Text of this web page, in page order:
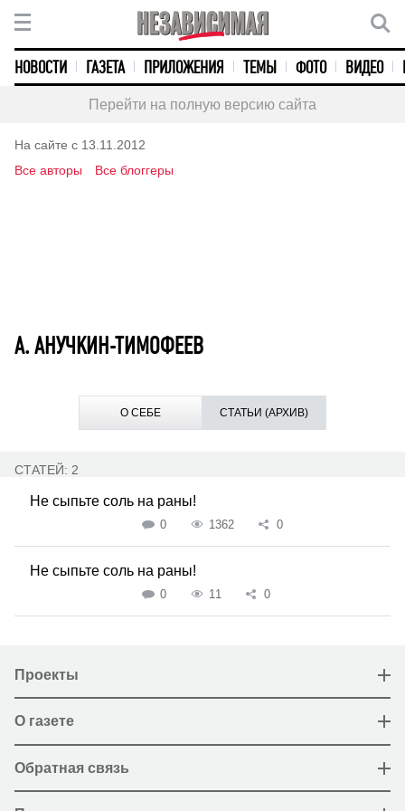
НОВОСТИ ГАЗЕТА ПРИЛОЖЕНИЯ ТЕМЫ ФОТО ВИДЕО
Перейти на полную версию сайта
На сайте с 13.11.2012
Все авторы
Все блоггеры
А. АНУЧКИН-ТИМОФЕЕВ
О СЕБЕ СТАТЬИ (АРХИВ)
СТАТЕЙ: 2
Не сыпьте соль на раны!
0 1362 0
Не сыпьте соль на раны!
0 11 0
Проекты
О газете
Обратная связь